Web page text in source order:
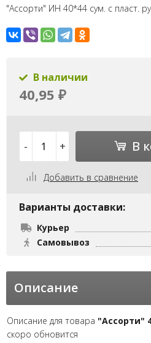
"Ассорти" ИН 40*44 сум. с пласт.
В наличии
40,95 ₽
- + В
Добавить в сравнение
Варианты доставки:
Курьер
Самовывоз
Описание
Описание для товара "Ассорти"
скоро обновится